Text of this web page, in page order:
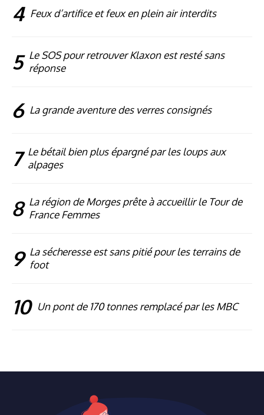
4 Feux d’artifice et feux en plein air interdits
5 Le SOS pour retrouver Klaxon est resté sans
réponse
6 La grande aventure des verres consignés
7 Le bétail bien plus épargné par les loups aux
alpages
8 La région de Morges prête à accueillir le Tour de
France Femmes
9 La sécheresse est sans pitié pour les terrains de
foot
10 Un pont de 170 tonnes remplacé par les MBC